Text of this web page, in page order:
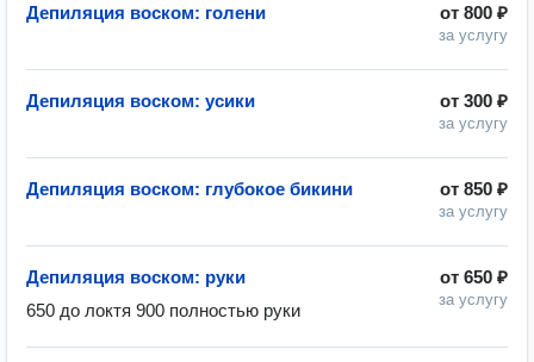
от 800 ₽
за услугу
Депиляция воском: голени
от 300 ₽
за услугу
Депиляция воском: усики
от 850 ₽
за услугу
Депиляция воском: глубокое бикини
от 650 ₽
за услугу
Депиляция воском: руки
650 до локтя 900 полностью руки